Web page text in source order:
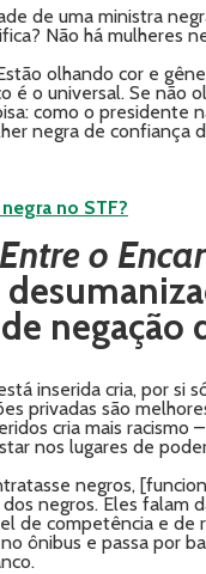
de uma ministra
Não há mulheres
olhando cor e
o universal. Se não
como o
negra de
no STF?
Entre o
negação
inserida cria, por si
privadas são
cria mais racismo
nos lugares de
negros,
negros. Eles
competência e de
ônibus e passa por